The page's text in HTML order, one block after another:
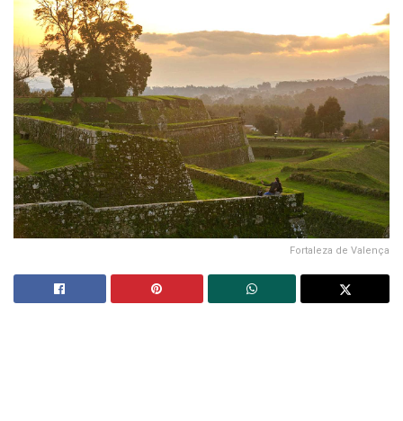
Fortaleza de Valença